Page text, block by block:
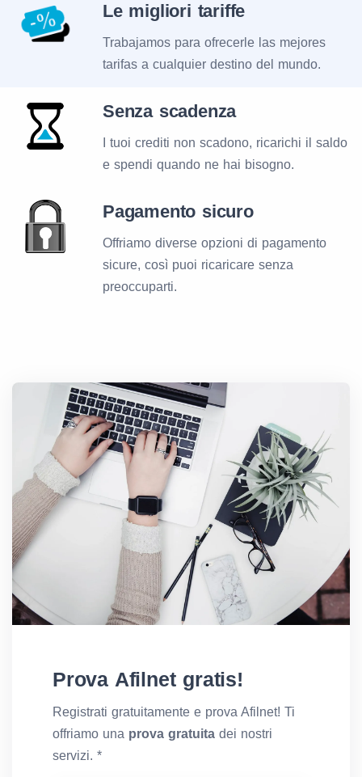
Le migliori tariffe
Trabajamos para ofrecerle las mejores
tarifas a cualquier destino del mundo.
Senza scadenza
I tuoi crediti non scadono, ricarichi il saldo
e spendi quando ne hai bisogno.
Pagamento sicuro
Offriamo diverse opzioni di pagamento
sicure, così puoi ricaricare senza
preoccuparti.
Prova Afilnet gratis!
Registrati gratuitamente e prova Afilnet! Ti
offriamo una prova gratuita dei nostri
servizi. *